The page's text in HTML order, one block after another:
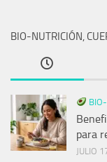
BIO-NUTRICIÓN,
para
JULIO